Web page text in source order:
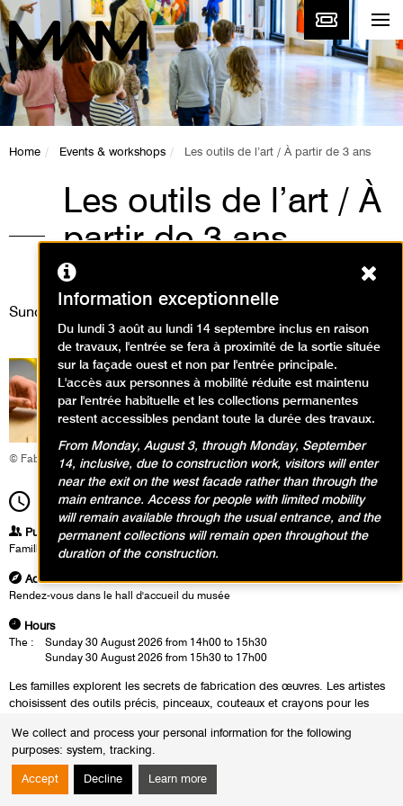
We collect and process your personal information for the following
purposes: system, tracking.
Accept Decline Learn more
Home Events & workshops Les outils de l’art / À partir de 3 ans
Les outils de l’art / À
partir de 3 ans
Animations / Créer en famille
Sunday 5 October 2025
© Fabrice Gaboriau
14h00Time scale1h30
Publics
Famille
Address
Rendez-vous dans le hall d'accueil du musée
Hours
The :
Sunday 30 August 2026 from 14h00 to 15h30
Sunday 30 August 2026 from 15h30 to 17h00
Les familles explorent les secrets de fabrication des œuvres. Les artistes
choisissent des outils précis, pinceaux, couteaux et crayons pour les
une trace unique ? En atelier, petits et grands expérimentent comment
l'objet choisi pour créer vient prolonger la main : un coup de spatule
donne du relief, un frottis de pastel crée du mouvement, et un modelage
révèle une forme en trois dimensions.
Information exceptionnelle
Du lundi 3 août au lundi 14 septembre inclus en raison
de travaux, l'entrée se fera à proximité de la sortie située
sur la façade ouest et non par l'entrée principale.
L'accès aux personnes à mobilité réduite est maintenu
par l'entrée habituelle et les collections permanentes
restent accessibles pendant toute la durée des travaux.
From Monday, August 3, through Monday, September
14, inclusive, due to construction work, visitors will enter
near the exit on the west facade rather than through the
main entrance. Access for people with limited mobility
will remain available through the usual entrance, and the
permanent collections will remain open throughout the
duration of the construction.